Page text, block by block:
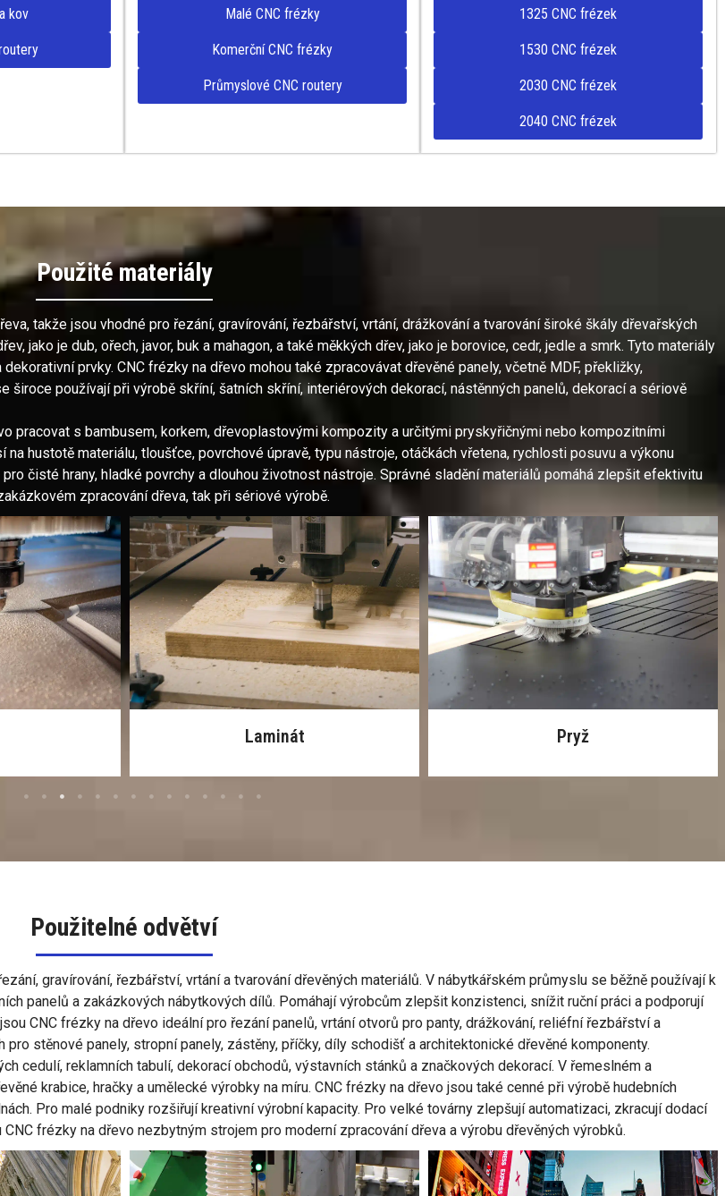
kov Malé CNC frézky
Komerční CNC frézky
Průmyslové CNC routery
1325 CNC frézek
1530 CNC frézek
2030 CNC frézek
2040 CNC frézek
Použité materiály
takže jsou vhodné pro řezání, gravírování, řezbářství, vrtání, drážkování a tvarování široké škály dřevařských
jako je dub, ořech, javor, buk a mahagon, a také měkkých dřev, jako je borovice, cedr, jedle a smrk. Tyto materiály
prvky. CNC frézky na dřevo mohou také zpracovávat dřevěné panely, včetně MDF, překližky,
široce používají při výrobě skříní, šatních skříní, interiérových dekorací, nástěnných panelů, dekorací a sériově
pracovat s bambusem, korkem, dřevoplastovými kompozity a určitými pryskyřičnými nebo kompozitními
hustotě materiálu, tloušťce, povrchové úpravě, typu nástroje, otáčkách vřetena, rychlosti posuvu a výkonu
čisté hrany, hladké povrchy a dlouhou životnost nástroje. Správné sladění materiálů pomáhá zlepšit efektivitu
zpracování dřeva, tak při sériové výrobě.
Laminát Pryž
Použitelné odvětví
gravírování, řezbářství, vrtání a tvarování dřevěných materiálů. V nábytkářském průmyslu se běžně používají k
panelů a zakázkových nábytkových dílů. Pomáhají výrobcům zlepšit konzistenci, snížit ruční práci a podporují
CNC frézky na dřevo ideální pro řezání panelů, vrtání otvorů pro panty, drážkování, reliéfní řezbářství a
stěnové panely, stropní panely, zástěny, příčky, díly schodišť a architektonické dřevěné komponenty.
cedulí, reklamních tabulí, dekorací obchodů, výstavních stánků a značkových dekorací. V řemeslném a
krabice, hračky a umělecké výrobky na míru. CNC frézky na dřevo jsou také cenné při výrobě hudebních
Pro malé podniky rozšiřují kreativní výrobní kapacity. Pro velké továrny zlepšují automatizaci, zkracují dodací
frézky na dřevo nezbytným strojem pro moderní zpracování dřeva a výrobu dřevěných výrobků.